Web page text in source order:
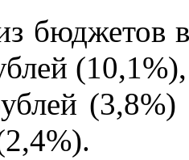
бюджетов